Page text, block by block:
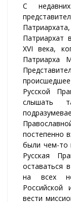
С
Патриархат
XVI века,
Патриарха
Русской
слышать
постепенно
были чем-то
Русская
оставаться
на всех
вести